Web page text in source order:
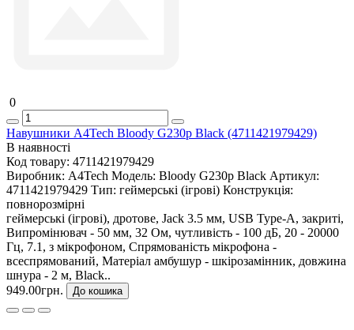
0
Навушники A4Tech Bloody G230p Black (4711421979429)
В наявності
Код товару: 4711421979429
Виробник: A4Tech Модель: Bloody G230p Black Артикул:
4711421979429 Тип: геймерські (ігрові) Конструкція:
повнорозмірні
геймерські (ігрові), дротове, Jack 3.5 мм, USB Type-A, закриті,
Випромінювач - 50 мм, 32 Ом, чутливість - 100 дБ, 20 - 20000
Гц, 7.1, з мікрофоном, Спрямованість мікрофона -
всеспрямований, Матеріал амбушур - шкірозамінник, довжина
шнура - 2 м, Black..
949.00грн.
До кошика